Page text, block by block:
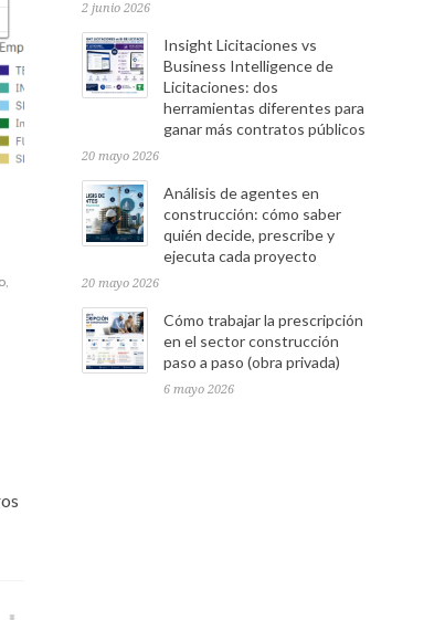
2 junio 2026
Insight Licitaciones vs
Business Intelligence de
Licitaciones: dos
herramientas diferentes para
ganar más contratos públicos
20 mayo 2026
Análisis de agentes en
construcción: cómo saber
quién decide, prescribe y
ejecuta cada proyecto
20 mayo 2026
Cómo trabajar la prescripción
en el sector construcción
paso a paso (obra privada)
6 mayo 2026